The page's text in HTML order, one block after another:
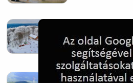
Kékestető
2022. Nov. 01.
Kékestető